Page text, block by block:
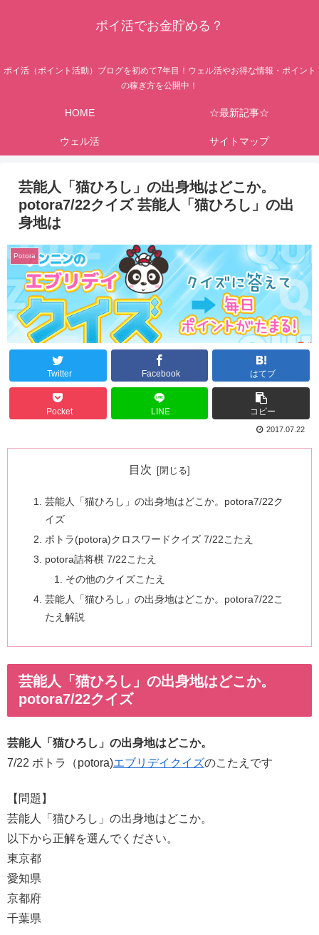
ポイ活でお金貯める？
ポイ活（ポイント活動）ブログを初めて7年目！ウェル活やお得な情報・ポイント
の稼ぎ方を公開中！
HOME ☆最新記事☆
ウェル活 サイトマップ
芸能人「猫ひろし」の出身地はどこか。
potora7/22クイズ 芸能人「猫ひろし」の出
身地は
Potora
Twitter Facebook はてブ
Pocket LINE コピー
2017.07.22
目次
芸能人「猫ひろし」の出身地はどこか。potora7/22ク
イズ
ポトラ(potora)クロスワードクイズ 7/22こたえ
potora詰将棋 7/22こたえ
その他のクイズこたえ
芸能人「猫ひろし」の出身地はどこか。potora7/22こ
たえ解説
芸能人「猫ひろし」の出身地はどこか。
potora7/22クイズ
芸能人「猫ひろし」の出身地はどこか。
7/22 ポトラ（potora)エブリデイクイズのこたえです
【問題】
芸能人「猫ひろし」の出身地はどこか。
以下から正解を選んでください。
東京都
愛知県
京都府
千葉県